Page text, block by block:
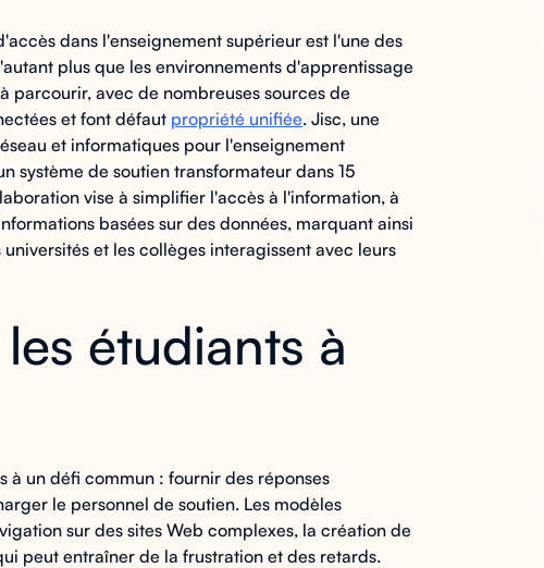
dans l'enseignement supérieur est l'une des
plus que les environnements d'apprentissage
parcourir, avec de nombreuses sources de
et font défaut propriété unifiée. Jisc, une
et informatiques pour l'enseignement
système de soutien transformateur dans 15
vise à simplifier l'accès à l'information, à
basées sur des données, marquant ainsi
et les collèges interagissent avec leurs
étudiants à
à un défi commun : fournir des réponses
le personnel de soutien. Les modèles
sur des sites Web complexes, la création de
peut entraîner de la frustration et des retards.